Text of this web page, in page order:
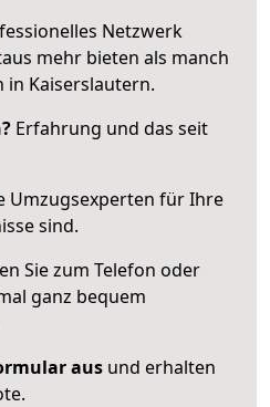
Netzwerk
mehr bieten als manch
Kaiserslautern.
Erfahrung und das seit
Umzugsexperten für Ihre
sind.
Sie zum Telefon oder
ganz bequem
aus und erhalten